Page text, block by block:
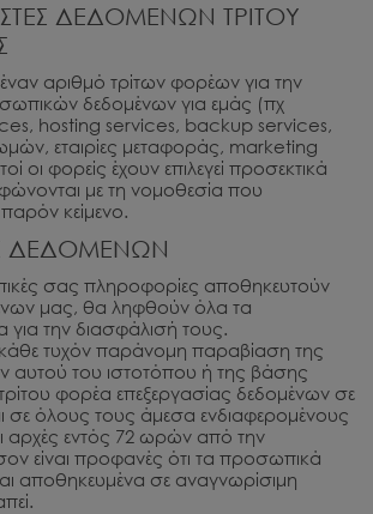
ΔΕΔΟΜΕΝΩΝ ΤΡΙΤΟΥ
αριθμό τρίτων φορέων για την
δεδομένων για εμάς (πχ
hosting services, backup services,
εταιρίες μεταφοράς, marketing
οι φορείς έχουν επιλεγεί προσεκτικά
με τη νομοθεσία που
κείμενο.
ΔΕΔΟΜΕΝΩΝ
σας πληροφορίες αποθηκευτούν
μας, θα ληφθούν όλα τα
για την διασφάλισή τους.
τυχόν παράνομη παραβίαση της
αυτού του ιστοτόπου ή της βάσης
φορέα επεξεργασίας δεδομένων σε
σε όλους τους άμεσα ενδιαφερομένους
αρχές εντός 72 ωρών από την
είναι προφανές ότι τα προσωπικά
αποθηκευμένα σε αναγνωρίσιμη